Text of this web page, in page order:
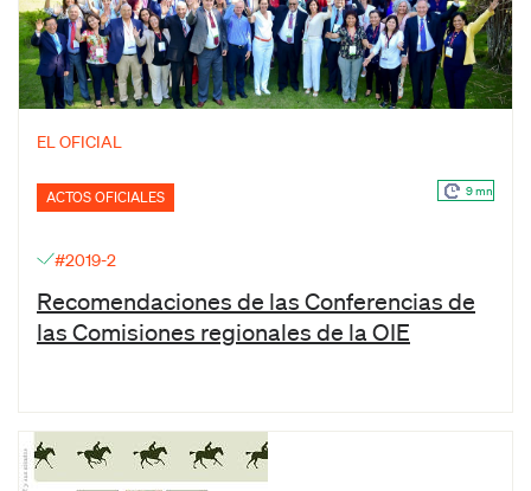
EL OFICIAL
ACTOS OFICIALES 9 mn
#2019-2
Recomendaciones de las Conferencias de
las Comisiones regionales de la OIE